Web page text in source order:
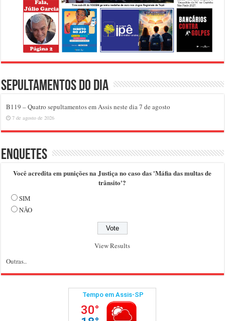
Sepultamentos do dia
B119 – Quatro sepultamentos em Assis neste dia 7 de agosto
7 de agosto de 2026
Enquetes
Você acredita em punições na Justiça no caso das 'Máfia das multas de
trânsito'?
SIM
NÃO
View Results
Outras..